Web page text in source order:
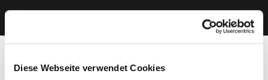
Diese Webseite verwendet Cookies